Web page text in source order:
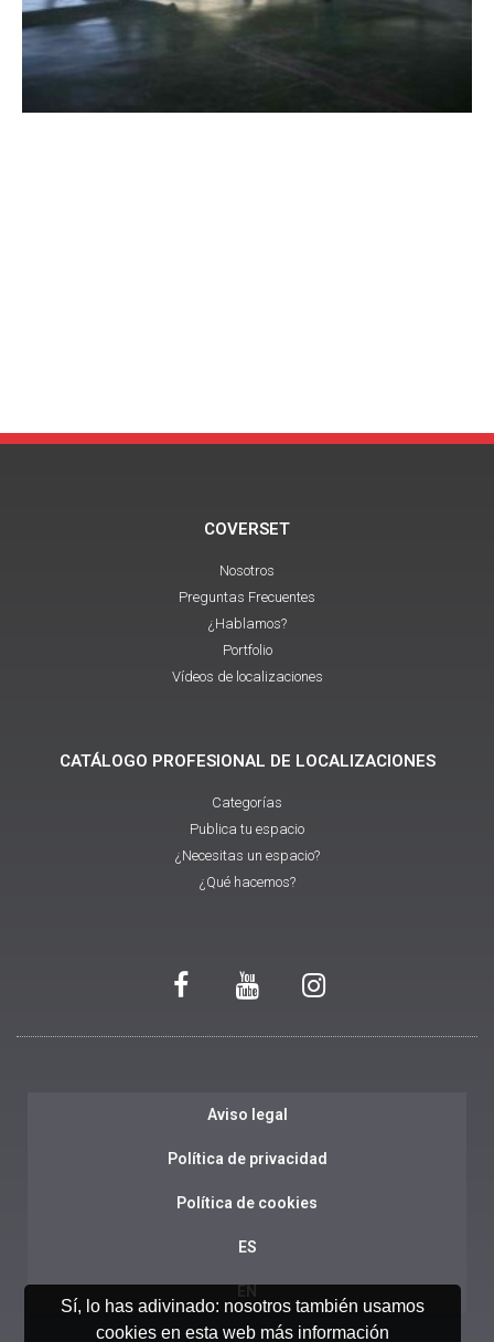
COVERSET
Nosotros
Preguntas Frecuentes
¿Hablamos?
Portfolio
Vídeos de localizaciones
CATÁLOGO PROFESIONAL DE LOCALIZACIONES
Categorías
Publica tu espacio
¿Necesitas un espacio?
¿Qué hacemos?
Aviso legal
Política de privacidad
Política de cookies
ES
EN
Sí, lo has adivinado: nosotros también usamos
cookies en esta web más información